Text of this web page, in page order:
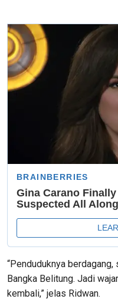
“Penduduknya
Bangka Belitung. Jadi
kembali,” jelas Ridwan.